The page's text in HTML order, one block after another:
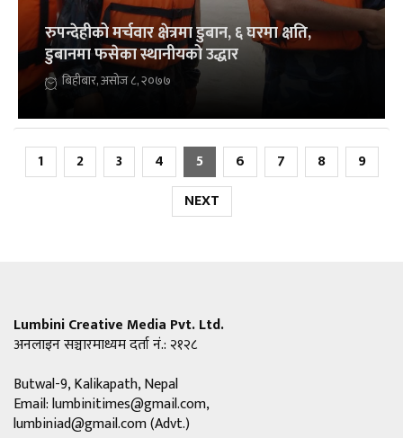
रुपन्देहीको मर्चवार क्षेत्रमा डुबान, ६ घरमा क्षति,
डुबानमा फसेका स्थानीयको उद्धार
बिहीबार, असोज ८, २०७७
1 2 3 4 5 6 7 8
9
NEXT
Lumbini Creative Media Pvt. Ltd.
अनलाइन सञ्चारमाध्यम दर्ता नं.: २१२८
Butwal-9, Kalikapath, Nepal
Email:lumbinitimes@gmail.com,
lumbiniad@gmail.com(Advt.)